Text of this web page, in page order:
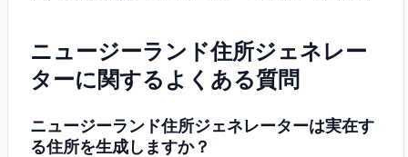
ニュージーランド住所ジェネレー
ターに関するよくある質問
ニュージーランド住所ジェネレーターは実在す
る住所を生成しますか？